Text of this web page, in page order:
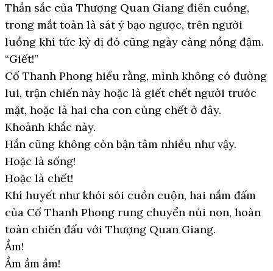
Thần sắc của Thượng Quan Giang điên cuồng,
trong mắt toàn là sát ý bạo ngược, trên người
luồng khí tức kỳ dị đó cũng ngày càng nồng đậm.
“Giết!”
Cố Thanh Phong hiểu rằng, mình không có đường
lui, trận chiến này hoặc là giết chết người trước
mặt, hoặc là hai cha con cùng chết ở đây.
Khoảnh khắc này.
Hắn cũng không còn bận tâm nhiều như vậy.
Hoặc là sống!
Hoặc là chết!
Khí huyết như khói sói cuồn cuộn, hai nắm đấm
của Cố Thanh Phong rung chuyển núi non, hoàn
toàn chiến đấu với Thượng Quan Giang.
Ầm!
Ầm ầm ầm!